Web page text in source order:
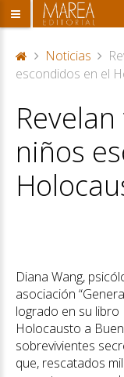
P
ta
d
a
Noticias
escondidos en el
niños
Diana Wang,
asociación
logrado en su
Holocausto a
sobrevivientes
que, rescatados